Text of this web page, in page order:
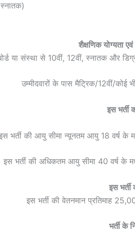
स्नातक)
शैक्षणिक योग्यता
बोर्ड या संस्था से 10वीं, 12वीं, स्नातक और
उम्मीदवारों के पास मैट्रिक/12वीं/कोई
इस भर्ती
भर्ती की आयु सीमा न्यूनतम आयु 18 वर्ष के
इस भर्ती की अधिकतम आयु सीमा 40 वर्ष के
इस
इस भर्ती की वेतनमान प्रतिमाह
भर्ती के